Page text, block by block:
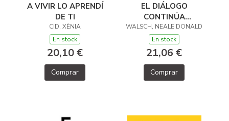
A VIVIR LO APRENDÍ
DE TI
CID, XÈNIA
En stock
20,10 €
Comprar
EL DIÁLOGO
CONTINÚA
(CONVERSACIONES
CON DIOS 2)
WALSCH, NEALE DONALD
En stock
21,06 €
Comprar